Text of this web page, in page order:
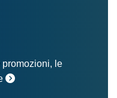
le